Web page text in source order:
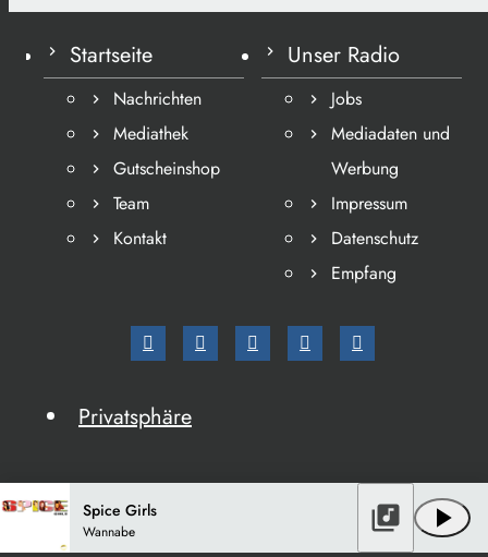
Startseite
Nachrichten
Mediathek
Gutscheinshop
Team
Kontakt
Unser Radio
Jobs
Mediadaten und
Werbung
Impressum
Datenschutz
Empfang
Privatsphäre
Spice Girls
Wannabe play_arrow
library_music